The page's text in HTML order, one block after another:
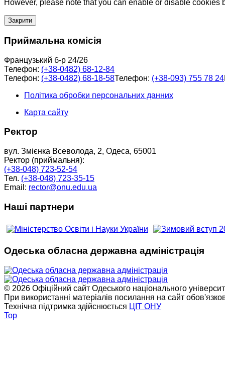
However, please note that you can enable or disable cookies
Закрити
Приймальна комісія
Французький б-р 24/26
Телефон: (+38-0482) 68-12-84
Телефон: (+38-0482) 68-18-58Телефон: (+38-093) 755 78 24
Політика обробки персональних данних
Карта сайту
Ректор
вул. Змієнка Всеволода, 2, Одеса, 65001
Ректор (приймальня):
(+38-048) 723-52-54
Тел. (+38-048) 723-35-15
Email: rector@onu.edu.ua
Наші партнери
Одеська обласна державна адміністрація
© 2026 Офіційний сайт Одеського національного
При використанні матеріалів посилання на сайт
Технічна підтримка здійснюється ЦІТ ОНУ
Top